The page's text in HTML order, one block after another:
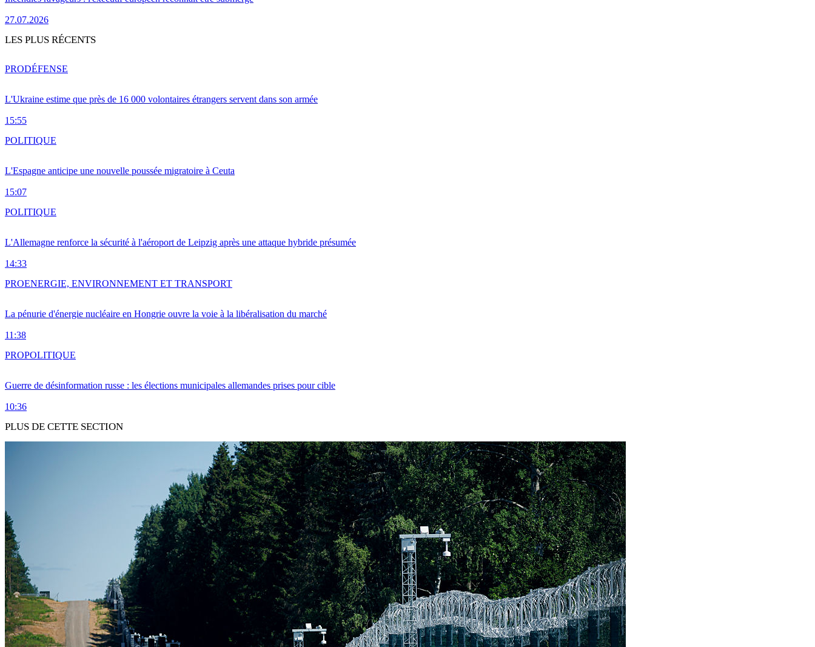
27.07.2026
LES PLUS RÉCENTS
L'Ukraine estime que près de 16 000 volontaires étrangers servent dans son armée
15:55
PRODÉFENSE
L'Espagne anticipe une nouvelle poussée migratoire à Ceuta
15:07
POLITIQUE
L'Allemagne renforce la sécurité à l'aéroport de Leipzig après une attaque hybride présumée
14:33
POLITIQUE
La pénurie d'énergie nucléaire en Hongrie ouvre la voie à la libéralisation du marché
11:38
PROENERGIE, ENVIRONNEMENT ET TRANSPORT
Guerre de désinformation russe : les élections municipales allemandes prises pour cible
10:36
PROPOLITIQUE
PLUS DE CETTE SECTION